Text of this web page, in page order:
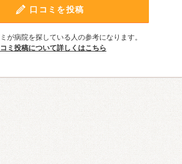
口コミを投稿
が病院を探している人の参考になります。
ミ投稿について詳しくはこちら